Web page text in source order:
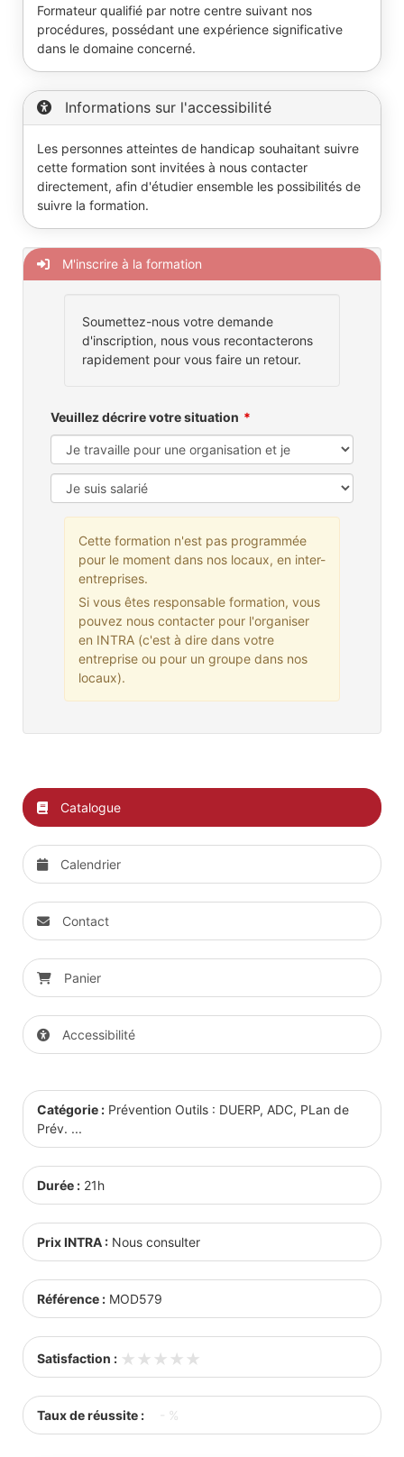
Formateur qualifié par notre centre suivant nos
procédures, possédant une expérience significative
dans le domaine concerné.
Informations sur l'accessibilité
Les personnes atteintes de handicap souhaitant suivre
cette formation sont invitées à nous contacter
directement, afin d'étudier ensemble les possibilités de
suivre la formation.
M'inscrire à la formation
Soumettez-nous votre demande
d'inscription, nous vous recontacterons
rapidement pour vous faire un retour.
Veuillez décrire votre situation
Cette formation n'est pas programmée
pour le moment dans nos locaux, en inter-
entreprises.
Si vous êtes responsable formation, vous
pouvez nous contacter pour l'organiser
en INTRA (c'est à dire dans votre
entreprise ou pour un groupe dans nos
locaux).
Catalogue
Calendrier
Contact
Panier
Accessibilité
Catégorie : Prévention Outils : DUERP, ADC, PLan de
Prév. ...
Durée : 21h
Prix INTRA : Nous consulter
Référence : MOD579
Satisfaction : ★★★★★
★★★★★
Taux de réussite : - %